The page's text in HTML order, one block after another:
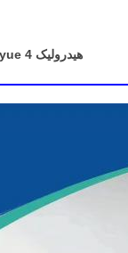
هیدرولیک Guoyue 4 مرحله تک تک عمل سیلندر هیدرولیک تلسکوپی 150/130/115/105/90/75/60mm × 4440mm کل ضربه، 21 MPa، Clevis Mount